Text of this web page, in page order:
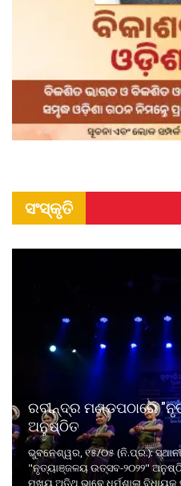
ସଂସ୍କୃତି
ରବୀନ୍ଦ୍ର ମଣ୍ଡପଠାରେ
ଅନୁଷ୍ଠିତ
ଭୁବନେଶ୍ୱର, ୧୫/୦୫ (ନି.ପ୍ର.):
"ନୃତ୍ୟାଞ୍ଜଳୟ ଉତ୍ସବ-୨୦୨୨"
ମୁଖ୍ୟ ଅତିଥି ଭାବେ ଧର୍ମଶାଳା ବିଧାୟକ